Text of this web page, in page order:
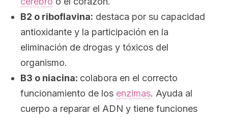
B2 o riboflavina: destaca por su capacidad
antioxidante y la participación en la
eliminación de drogas y tóxicos del
organismo.
B3 o niacina: colabora en el correcto
funcionamiento de los enzimas. Ayuda al
cuerpo a reparar el ADN y tiene funciones